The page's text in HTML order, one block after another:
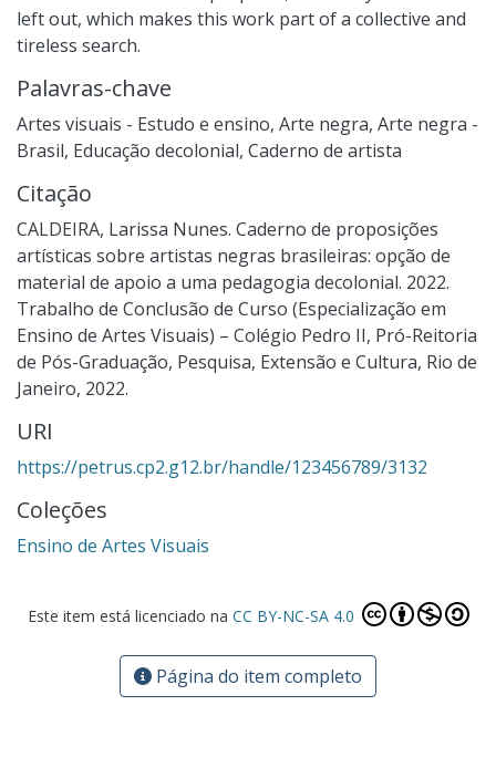
left out, which makes this work part of a collective and
tireless search.
Palavras-chave
Artes visuais - Estudo e ensino, Arte negra, Arte negra -
Brasil, Educação decolonial, Caderno de artista
Citação
CALDEIRA, Larissa Nunes. Caderno de proposições
artísticas sobre artistas negras brasileiras: opção de
material de apoio a uma pedagogia decolonial. 2022.
Trabalho de Conclusão de Curso (Especialização em
Ensino de Artes Visuais) – Colégio Pedro II, Pró-Reitoria
de Pós-Graduação, Pesquisa, Extensão e Cultura, Rio de
Janeiro, 2022.
URI
https://petrus.cp2.g12.br/handle/123456789/3132
Coleções
Ensino de Artes Visuais
Este item está licenciado na CC BY-NC-SA 4.0
Página do item completo